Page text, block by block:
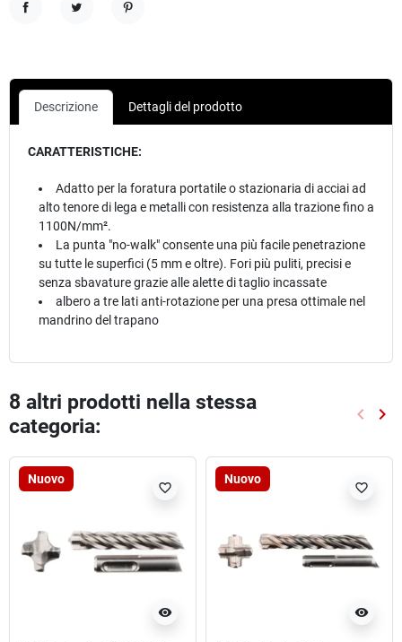
Descrizione Dettagli del prodotto
CARATTERISTICHE:
Adatto per la foratura portatile o stazionaria di acciai ad
alto tenore di lega e metalli con resistenza alla trazione fino a
1100N/mm².
La punta "no-walk" consente una più facile penetrazione
su tutte le superfici (5 mm e oltre). Fori più puliti, precisi e
senza sbavature grazie alle alette di taglio incassate
albero a tre lati anti-rotazione per una presa ottimale nel
mandrino del trapano
8 altri prodotti nella stessa
categoria:
keyboard_arrow_left keyboard_arrow_right
Nuovo
visibility
favorite_border
Nuovo
visibility
favorite_border